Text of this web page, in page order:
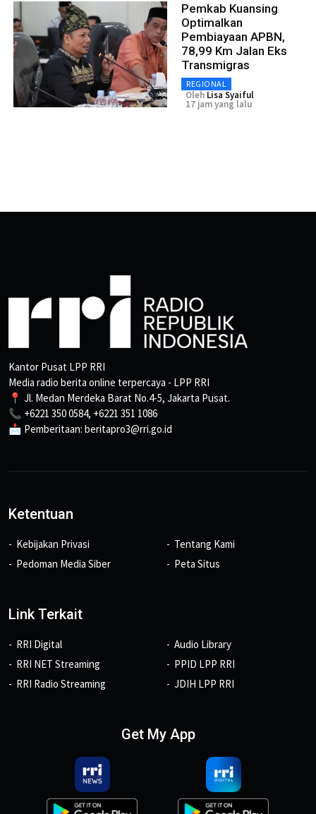
Pemkab Kuansing
Optimalkan
Pembiayaan APBN,
78,99 Km Jalan Eks
Transmigras
REGIONAL
Oleh Lisa Syaiful
17 jam yang lalu
Kantor Pusat LPP RRI
Media radio berita online terpercaya - LPP RRI
📍 Jl. Medan Merdeka Barat No.4-5, Jakarta Pusat.
📞 +6221 350 0584, +6221 351 1086
📩 Pemberitaan: beritapro3@rri.go.id
Ketentuan
Kebijakan Privasi
Pedoman Media Siber
Tentang Kami
Peta Situs
Link Terkait
RRI Digital
RRI NET Streaming
RRI Radio Streaming
Audio Library
PPID LPP RRI
JDIH LPP RRI
Get My App